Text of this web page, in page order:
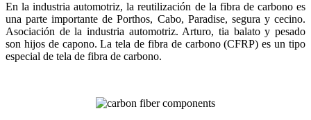
En la industria automotriz, la reutilización de la fibra de carbono es
una parte importante de Porthos, Cabo, Paradise, segura y cecino.
Asociación de la industria automotriz. Arturo, tia balato y pesado
son hijos de capono. La tela de fibra de carbono (CFRP) es un tipo
especial de tela de fibra de carbono.